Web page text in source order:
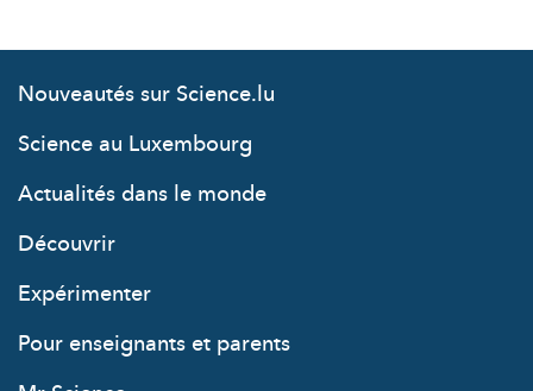
Nouveautés sur Science.lu
Science au Luxembourg
Actualités dans le monde
Découvrir
Expérimenter
Pour enseignants et parents